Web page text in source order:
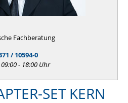
Fachberatung
/ 10594-0
- 18:00 Uhr
SET KERN